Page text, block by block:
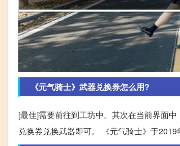
《元气骑士》武器兑换券怎么用?
[最佳]需要前往到工坊中。其次在当前界面
兑换券兑换武器即可。 《元气骑士》于